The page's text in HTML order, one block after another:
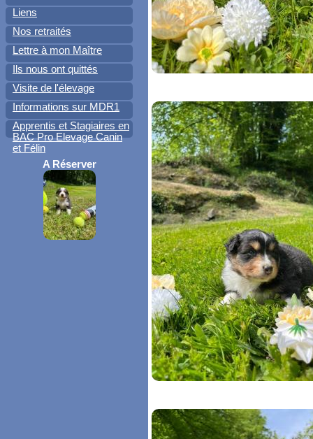
Liens
Nos retraités
Lettre à mon Maître
Ils nous ont quittés
Visite de l'élevage
Informations sur MDR1
Apprentis et Stagiaires en
BAC Pro Elevage Canin
et Félin
A Réserver